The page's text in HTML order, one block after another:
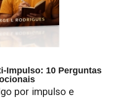
Impulso: 10 Perguntas
por impulso e